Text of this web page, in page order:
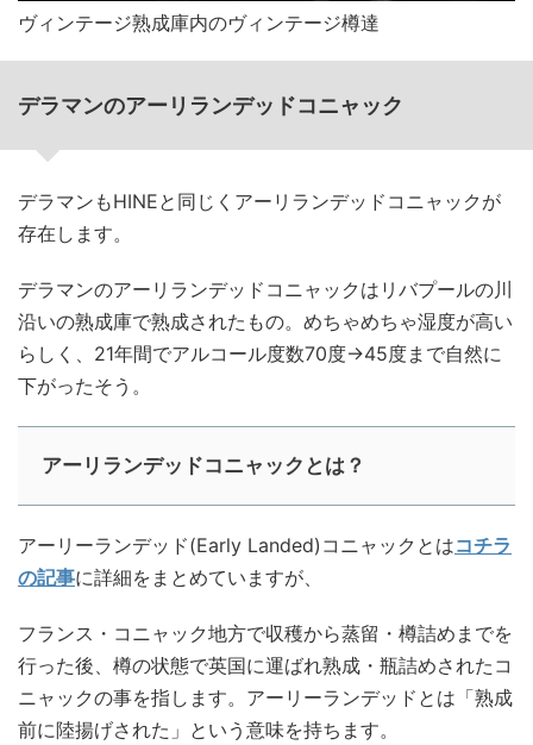
ヴィンテージ熟成庫内のヴィンテージ樽達
デラマンのアーリランデッドコニャック
デラマンもHINEと同じくアーリランデッドコニャックが
存在します。
デラマンのアーリランデッドコニャックはリバプールの川
沿いの熟成庫で熟成されたもの。めちゃめちゃ湿度が高い
らしく、21年間でアルコール度数70度→45度まで自然に
下がったそう。
アーリランデッドコニャックとは？
アーリーランデッド(Early Landed)コニャックとはコチラ
の記事に詳細をまとめていますが、
フランス・コニャック地方で収穫から蒸留・樽詰めまでを
行った後、樽の状態で英国に運ばれ熟成・瓶詰めされたコ
ニャックの事を指します。アーリーランデッドとは「熟成
前に陸揚げされた」という意味を持ちます。